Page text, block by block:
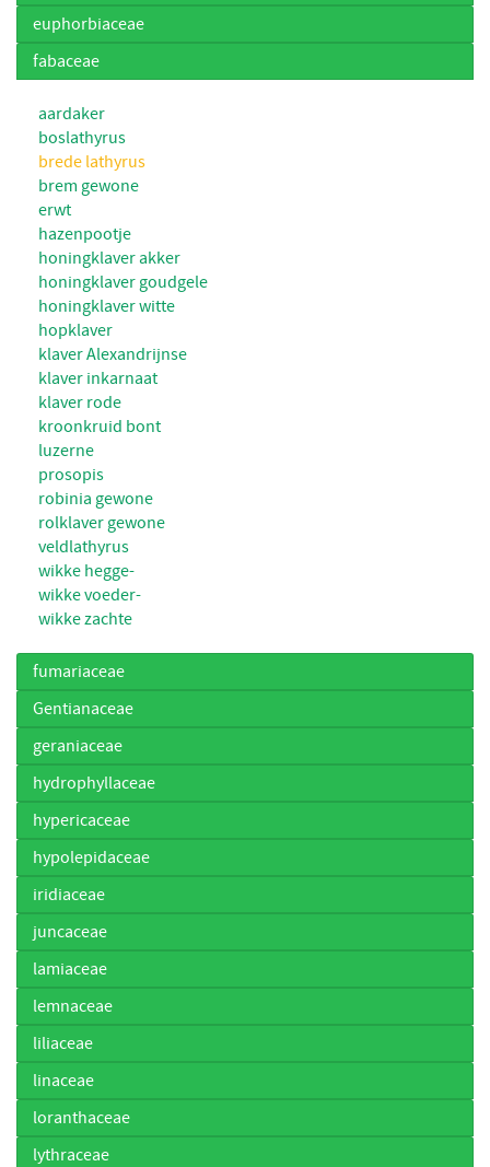
euphorbiaceae
fabaceae
aardaker
boslathyrus
brede lathyrus
brem gewone
erwt
hazenpootje
honingklaver akker
honingklaver goudgele
honingklaver witte
hopklaver
klaver Alexandrijnse
klaver inkarnaat
klaver rode
kroonkruid bont
luzerne
prosopis
robinia gewone
rolklaver gewone
veldlathyrus
wikke hegge-
wikke voeder-
wikke zachte
fumariaceae
Gentianaceae
geraniaceae
hydrophyllaceae
hypericaceae
hypolepidaceae
iridiaceae
juncaceae
lamiaceae
lemnaceae
liliaceae
linaceae
loranthaceae
lythraceae